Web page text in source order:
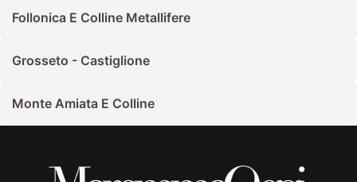
Follonica E Colline Metallifere
Grosseto - Castiglione
Monte Amiata E Colline